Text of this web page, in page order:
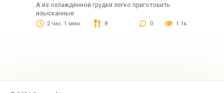
А из охлаждённой грудки легко приготовить
изысканные
2 час. 1 мин. 8 0 1.1к.